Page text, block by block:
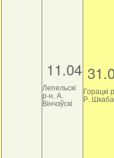
11.04
Лепельскі
р-н, А.
Вінчэўскі
Горацкі
Р.